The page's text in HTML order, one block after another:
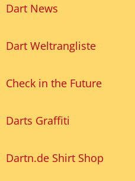
Dart News
Dart Weltrangliste
Check in the Future
Darts Graffiti
Dartn.de Shirt Shop